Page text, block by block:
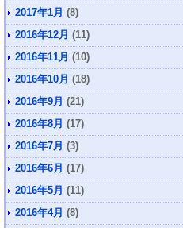
2017年1月 (8)
2016年12月 (11)
2016年11月 (10)
2016年10月 (18)
2016年9月 (21)
2016年8月 (17)
2016年7月 (3)
2016年6月 (17)
2016年5月 (11)
2016年4月 (8)